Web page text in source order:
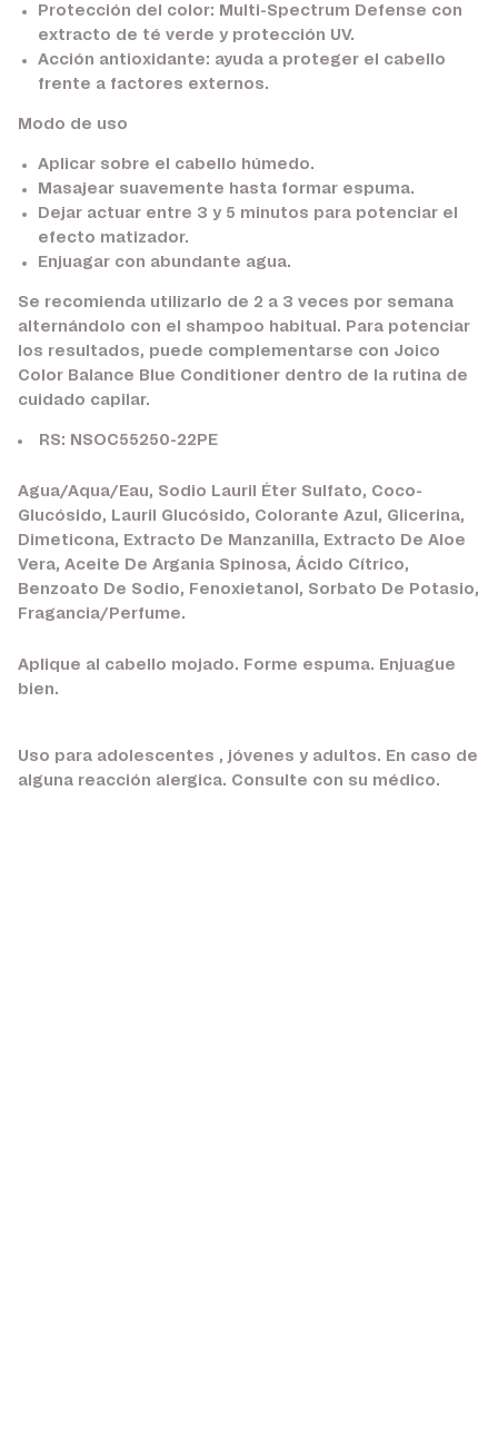
Protección del color: Multi-Spectrum Defense con
extracto de té verde y protección UV.
Acción antioxidante: ayuda a proteger el cabello
frente a factores externos.
Modo de uso
Aplicar sobre el cabello húmedo.
Masajear suavemente hasta formar espuma.
Dejar actuar entre 3 y 5 minutos para potenciar el
efecto matizador.
Enjuagar con abundante agua.
Se recomienda utilizarlo de 2 a 3 veces por semana
alternándolo con el shampoo habitual. Para potenciar
los resultados, puede complementarse con Joico
Color Balance Blue Conditioner dentro de la rutina de
cuidado capilar.
RS: NSOC55250-22PE
Agua/Aqua/Eau, Sodio Lauril Éter Sulfato, Coco-
Glucósido, Lauril Glucósido, Colorante Azul, Glicerina,
Dimeticona, Extracto De Manzanilla, Extracto De Aloe
Vera, Aceite De Argania Spinosa, Ácido Cítrico,
Benzoato De Sodio, Fenoxietanol, Sorbato De Potasio,
Fragancia/Perfume.
Aplique al cabello mojado. Forme espuma. Enjuague
bien.
Uso para adolescentes , jóvenes y adultos. En caso de
alguna reacción alergica. Consulte con su médico.